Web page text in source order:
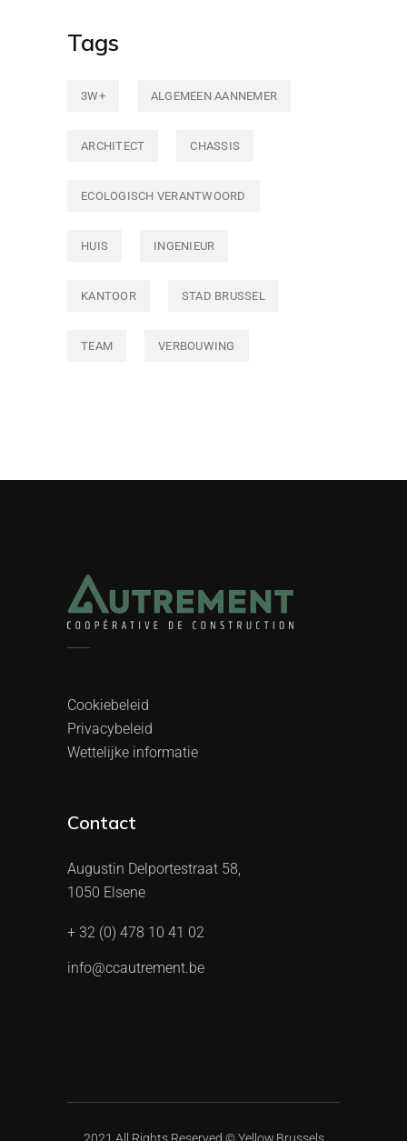
Tags
3W+ ALGEMEEN AANNEMER
ARCHITECT CHASSIS
ECOLOGISCH VERANTWOORD
HUIS INGENIEUR
KANTOOR STAD BRUSSEL
TEAM VERBOUWING
Cookiebeleid
Privacybeleid
Wettelijke informatie
Contact
Augustin Delportestraat 58,
1050 Elsene
+ 32 (0) 478 10 41 02
info@ccautrement.be